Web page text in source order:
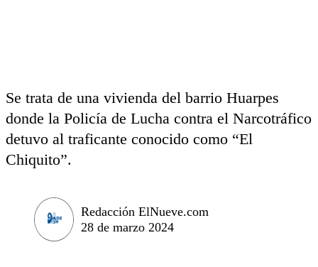
Se trata de una vivienda del barrio Huarpes
donde la Policía de Lucha contra el Narcotráfico
detuvo al traficante conocido como “El
Chiquito”.
Redacción ElNueve.com
28 de marzo 2024